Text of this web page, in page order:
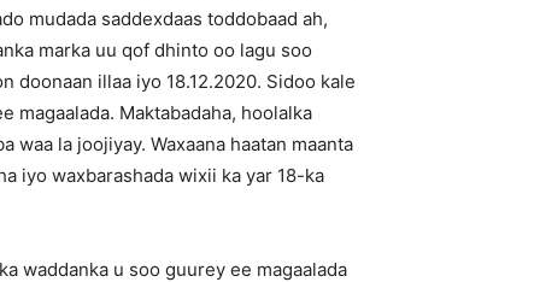
mudada saddexdaas toddobaad ah,
marka uu qof dhinto oo lagu soo
doonaan illaa iyo 18.12.2020. Sidoo kale
magaalada. Maktabadaha, hoolalka
waa la joojiyay. Waxaana haatan maanta
iyo waxbarashada wixii ka yar 18-ka
waddanka u soo guurey ee magaalada